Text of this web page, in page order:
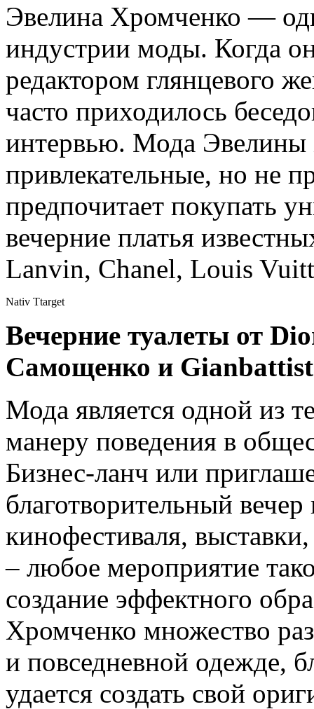
Эвелина Хромченко —
индустрии моды. Когда
редактором глянцевого
часто приходилось
интервью. Мода Эвелины
привлекательные, но не
предпочитает покупать
вечерние платья
Lanvin, Chanel, Louis
Nativ Ttarget
Вечерние туалеты от
Самощенко и
Мода является одной из
манеру поведения в
Бизнес-ланч или
благотворительный
кинофестиваля,
– любое мероприятие
создание эффектного
Хромченко множество
и повседневной одежде,
удается создать свой